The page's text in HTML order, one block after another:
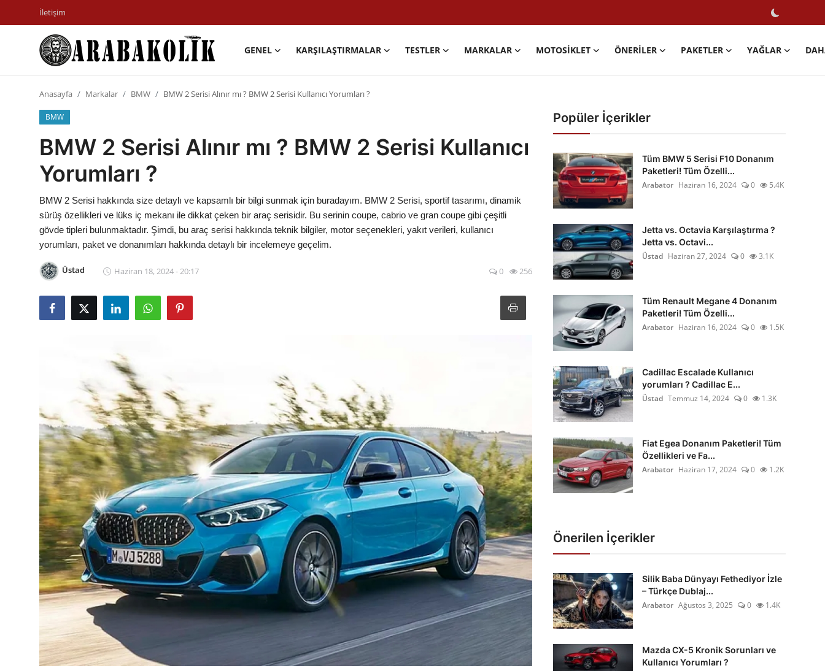
İletişim
GENEL KARŞILAŞTIRMALAR TESTLER MARKALAR MOTOSIKLET ÖNERILER PAKETLER YAĞLAR
Motosiklet
Öneriler
Paketler
Oto Bilgi
Anasayfa Markalar BMW BMW 2 Serisi Alınır mı ? BMW 2 Serisi Kullanıcı Yorumları ?
BMW
BMW 2 Serisi Alınır mı ? BMW 2 Serisi Kullanıcı
Yorumları ?
BMW 2 Serisi hakkında size detaylı ve kapsamlı bir bilgi sunmak için buradayım. BMW 2 Serisi, sportif tasarımı, dinamik
sürüş özellikleri ve lüks iç mekanı ile dikkat çeken bir araç serisidir. Bu serinin coupe, cabrio ve gran coupe gibi çeşitli
gövde tipleri bulunmaktadır. Şimdi, bu araç serisi hakkında teknik bilgiler, motor seçenekleri, yakıt verileri, kullanıcı
yorumları, paket ve donanımları hakkında detaylı bir incelemeye geçelim.
Üstad Haziran 18, 2024 - 20:17 0 256
Popüler İçerikler
Tüm BMW 5 Serisi F10 Donanım
Paketleri! Tüm Özelli...
Arabator Haziran 16, 2024 0 5.4K
Jetta vs. Octavia Karşılaştırma ?
Jetta vs. Octavi...
Üstad Haziran 27, 2024 0 3.1K
Tüm Renault Megane 4 Donanım
Paketleri! Tüm Özelli...
Arabator Haziran 16, 2024 0 1.5K
Cadillac Escalade Kullanıcı
yorumları ? Cadillac E...
Üstad Temmuz 14, 2024 0 1.3K
Fiat Egea Donanım Paketleri! Tüm
Özellikleri ve Fa...
Arabator Haziran 17, 2024 0 1.2K
Önerilen İçerikler
Silik Baba Dünyayı Fethediyor İzle
– Türkçe Dublaj...
Arabator Ağustos 3, 2025 0 1.4K
Mazda CX-5 Kronik Sorunları ve
Kullanıcı Yorumları ?